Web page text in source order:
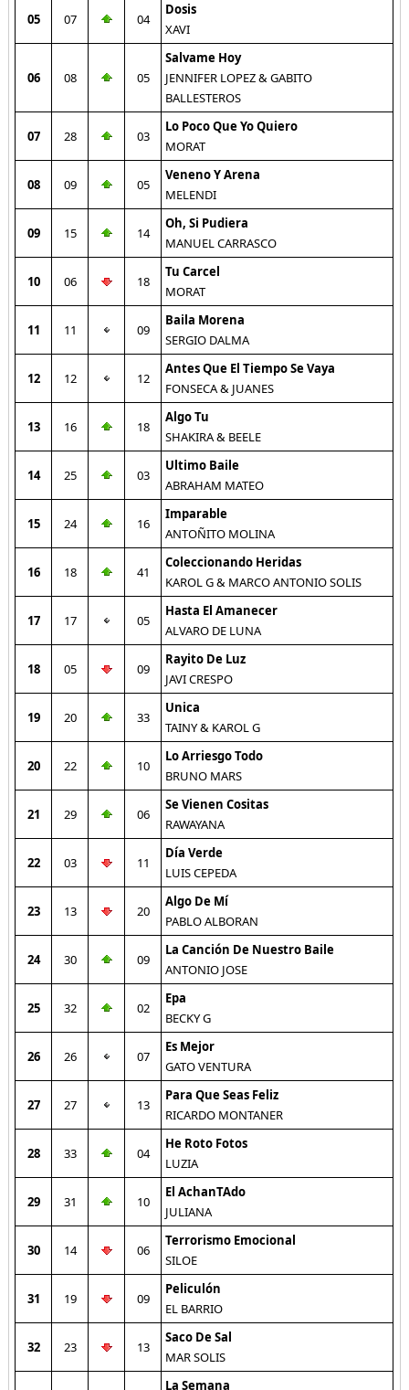
05 07 04
Dosis
XAVI
06 08 05
Salvame Hoy
JENNIFER LOPEZ & GABITO
BALLESTEROS
07 28 03
Lo Poco Que Yo Quiero
MORAT
08 09 05
Veneno Y Arena
MELENDI
09 15 14
Oh, Si Pudiera
MANUEL CARRASCO
10 06 18
Tu Carcel
MORAT
11 11 09
Baila Morena
SERGIO DALMA
12 12 12
Antes Que El Tiempo Se Vaya
FONSECA & JUANES
13 16 18
Algo Tu
SHAKIRA & BEELE
14 25 03
Ultimo Baile
ABRAHAM MATEO
15 24 16
Imparable
ANTOÑITO MOLINA
16 18 41
Coleccionando Heridas
KAROL G & MARCO ANTONIO SOLIS
17 17 05
Hasta El Amanecer
ALVARO DE LUNA
18 05 09
Rayito De Luz
JAVI CRESPO
19 20 33
Unica
TAINY & KAROL G
20 22 10
Lo Arriesgo Todo
BRUNO MARS
21 29 06
Se Vienen Cositas
RAWAYANA
22 03 11
Día Verde
LUIS CEPEDA
23 13 20
Algo De Mí
PABLO ALBORAN
24 30 09
La Canción De Nuestro Baile
ANTONIO JOSE
25 32 02
Epa
BECKY G
26 26 07
Es Mejor
GATO VENTURA
27 27 13
Para Que Seas Feliz
RICARDO MONTANER
28 33 04
He Roto Fotos
LUZIA
29 31 10
El AchanTAdo
JULIANA
30 14 06
Terrorismo Emocional
SILOE
31 19 09
Peliculón
EL BARRIO
32 23 13
Saco De Sal
MAR SOLIS
La Semana